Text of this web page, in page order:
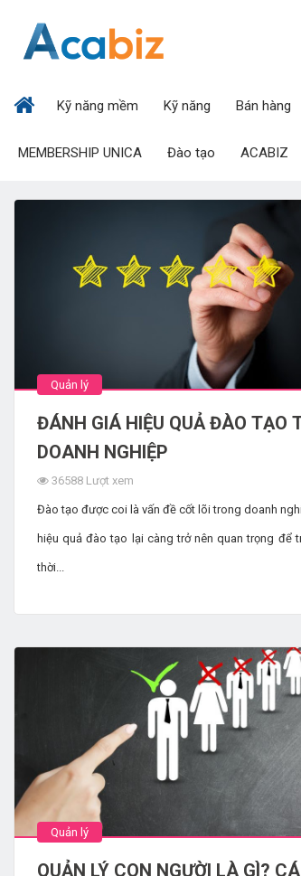
Kỹ năng mềm Kỹ năng Bán hàng
MEMBERSHIP UNICA Đào tạo ACABIZ
Quản lý
ĐÁNH GIÁ HIỆU QUẢ ĐÀO TẠO
DOANH NGHIỆP
36588 Lượt xem
Đào tạo được coi là vấn đề cốt lõi trong doanh
hiệu quả đào tạo lại càng trở nên quan trọng để
thời...
Quản lý
QUẢN LÝ CON NGƯỜI LÀ GÌ?